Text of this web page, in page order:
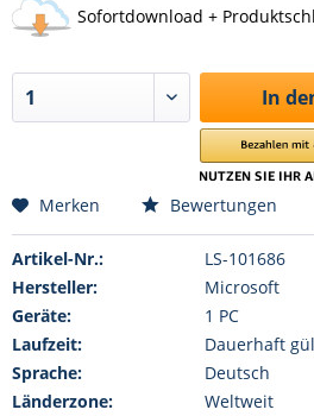
Sofortdownload +
In
Merken Bewertungen
Artikel-Nr.:
LS-101686
Hersteller:
Microsoft
Geräte:
1 PC
Laufzeit:
Dauerhaft
Sprache:
Deutsch
Länderzone:
Weltweit